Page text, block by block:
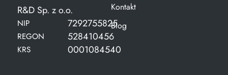
R&D Sp. z o.o.
NIP 7292755825
REGON 528410456
KRS 0001084540
Kontakt
Blog